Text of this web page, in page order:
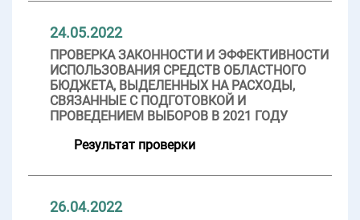
24.05.2022
ПРОВЕРКА ЗАКОННОСТИ И ЭФФЕКТИВНОСТИ
ИСПОЛЬЗОВАНИЯ СРЕДСТВ ОБЛАСТНОГО
БЮДЖЕТА, ВЫДЕЛЕННЫХ НА РАСХОДЫ,
СВЯЗАННЫЕ С ПОДГОТОВКОЙ И
ПРОВЕДЕНИЕМ ВЫБОРОВ В 2021 ГОДУ
Результат проверки
26.04.2022